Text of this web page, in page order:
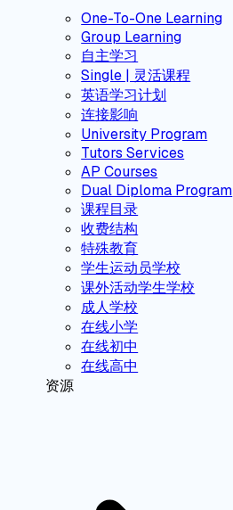
One-To-One Learning
Group Learning
自主学习
Single | 灵活课程
英语学习计划
连接影响
University Program
Tutors Services
AP Courses
Dual Diploma Program
课程目录
收费结构
特殊教育
学生运动员学校
课外活动学生学校
成人学校
在线小学
在线初中
在线高中
资源